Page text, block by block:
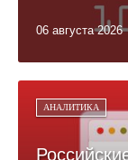
06 августа 2026
АНАЛИТИКА